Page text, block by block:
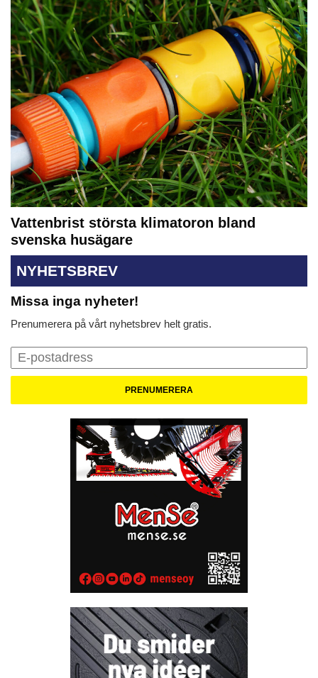
Vattenbrist största klimatoron bland
svenska husägare
NYHETSBREV
Missa inga nyheter!
Prenumerera på vårt nyhetsbrev helt gratis.